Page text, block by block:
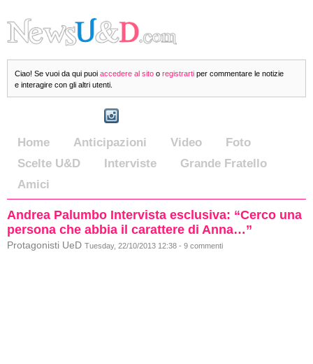
Ciao! Se vuoi da qui puoi accedere al sito o registrarti per commentare le notizie
e interagire con gli altri utenti.
Home Anticipazioni Video
Foto
Scelte U&D
Interviste
Grande Fratello
Amici
Andrea Palumbo Intervista esclusiva: “Cerco una
persona che abbia il carattere di Anna…”
Protagonisti UeD Tuesday, 22/10/2013 12:38 - 9 commenti